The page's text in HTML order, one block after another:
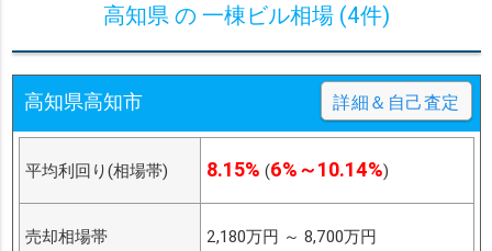
高知県 の 一棟ビル相場 (4件)
高知県高知市 詳細＆自己査定
平均利回り(相場帯) 8.15% (6%～10.14%)
売却相場帯 2,180万円 ～ 8,700万円